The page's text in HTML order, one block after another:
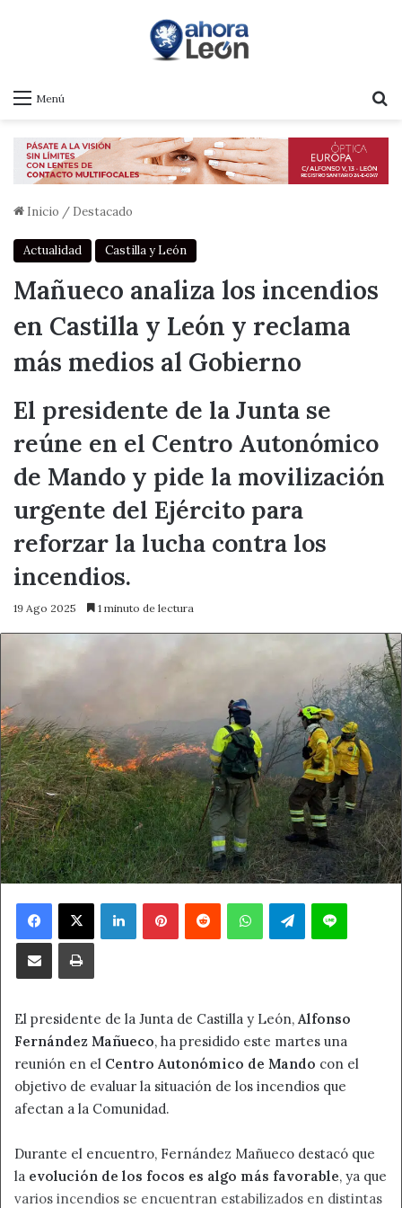
Menú
Inicio / Destacado
Actualidad Castilla y León
Mañueco analiza los incendios
en Castilla y León y reclama
más medios al Gobierno
El presidente de la Junta se
reúne en el Centro Autonómico
de Mando y pide la movilización
urgente del Ejército para
reforzar la lucha contra los
incendios.
19 Ago 2025 1 minuto de lectura
Facebook
X LinkedInPinterestReddit WhatsAppTelegramLine
Compartir por correo electrónicoImprimir
El presidente de la Junta de Castilla y León, Alfonso
Fernández Mañueco, ha presidido este martes una
reunión en el Centro Autonómico de Mando con el
objetivo de evaluar la situación de los incendios que
afectan a la Comunidad.
Durante el encuentro, Fernández Mañueco destacó que
la evolución de los focos es algo más favorable, ya que
varios incendios se encuentran estabilizados en distintas